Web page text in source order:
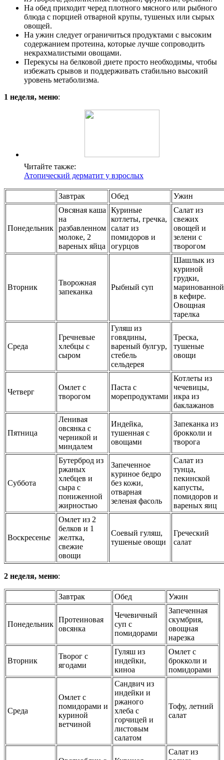
На обед приходит черед плотного мясного или рыбного
блюда с порцией отварной крупы, тушеных или сырых
овощей.
На ужин следует ограничиться продуктами с высоким
содержанием протеина, которые лучше сопроводить
некрахмалистыми овощами.
Перекусы на белковой диете просто необходимы, чтобы
избежать срывов и поддерживать стабильно высокий
уровень метаболизма.
1 неделя, меню:
Читайте также:
Атопический дерматит у взрослых
Завтрак Обед Ужин
Понедельник
Овсяная каша
на
разбавленном
молоке, 2
вареных яйца
Куриные
котлеты, гречка,
салат из
помидоров и
огурцов
Салат из
свежих
овощей и
зелени с
творогом
Вторник
Творожная
запеканка
Рыбный суп
Шашлык из
куриной
грудки,
маринованной
в кефире.
Овощная
тарелка
Среда
Гречневые
хлебцы с
сыром
Гуляш из
говядины,
вареный булгур,
стебель
сельдерея
Треска,
тушеные
овощи
Четверг
Омлет с
творогом
Паста с
морепродуктами
Котлеты из
чечевицы,
икра из
баклажанов
Пятница
Ленивая
овсянка с
черникой и
миндалем
Индейка,
тушенная с
овощами
Запеканка из
брокколи и
творога
Суббота
Бутерброд из
ржаных
хлебцев и
сыра с
пониженной
жирностью
Запеченное
куриное бедро
без кожи,
отварная
зеленая фасоль
Салат из
тунца,
пекинской
капусты,
помидоров и
вареных яиц
Воскресенье
Омлет из 2
белков и 1
желтка,
свежие
овощи
Соевый гуляш,
тушеные овощи
Греческий
салат
2 неделя, меню:
Завтрак Обед Ужин
Понедельник
Протеиновая
овсянка
Чечевичный
суп с
помидорами
Запеченная
скумбрия,
овощная
нарезка
Вторник
Творог с
ягодами
Гуляш из
индейки,
киноа
Омлет с
брокколи и
помидорами
Среда
Омлет с
помидорами и
куриной
ветчиной
Сандвич из
индейки и
ржаного
хлеба с
горчицей и
листовым
салатом
Тофу, летний
салат
Салат из